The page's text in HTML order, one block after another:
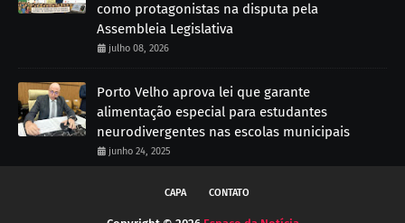
como protagonistas na disputa pela
Assembleia Legislativa
julho 08, 2026
Porto Velho aprova lei que garante
alimentação especial para estudantes
neurodivergentes nas escolas municipais
junho 24, 2025
CAPA CONTATO